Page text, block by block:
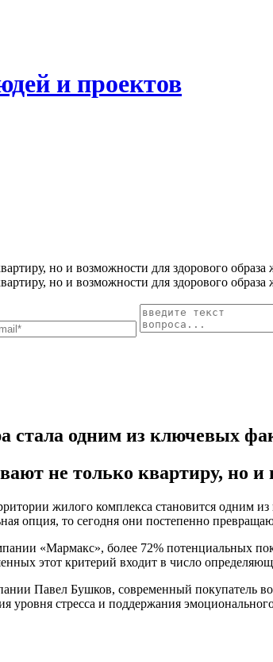
и проектов
но и возможности для здорового образа
но и возможности для здорового образа
стала одним из ключевых
не только квартиру, но и
жилого комплекса становится одним
опция, то сегодня они постепенно
«Мармакс», более 72% потенциальных
этот критерий входит в число
Павел Бушков, современный покупатель
уровня стресса и поддержания